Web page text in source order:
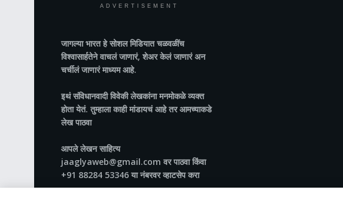
ADVERTISEMENT
जागल्या भारतहे सोशल मिडियात चळवळींच
विश्वासार्हतेने वाचलं जाणारं, शेअर केलं जाणारं अन
चर्चीलं जाणारं माध्यम आहे.
इथं संविधानवादी विवेकी लेखकांना मनमोकळे व्यक्त
होता येतं. तुम्हाला काही मांडायचं आहे तर आमच्याकडे
लेख पाठवा
आपले लेखन साहित्य
jaaglyaweb@gmail.com वर पाठवा किंवा
+91 88284 53346 या नंबरवर व्हाटसेप करा